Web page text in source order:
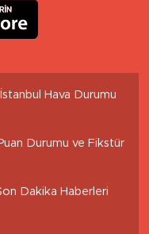
İstanbul Hava Durumu
Durumu ve Fikstür
Dakika Haberleri